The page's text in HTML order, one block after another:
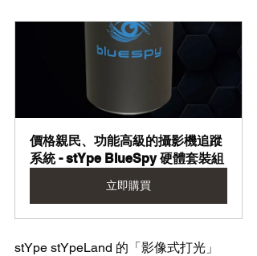
價格親民、功能高級的攝影機追蹤
系統 - stYpe BlueSpy 硬體套裝組
立即購買
stYpe stYpeLand 的「影像式打光」